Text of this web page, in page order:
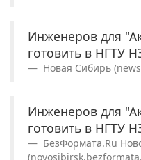
Инженеров для
готовить в НГТУ
Новая Сибирь
Инженеров для
готовить в НГТУ
БезФормата.Ru